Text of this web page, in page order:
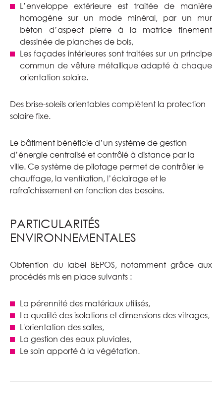
L’enveloppe extérieure est traitée de manière
homogène sur un mode minéral, par un mur
béton d’aspect pierre à la matrice finement
dessinée de planches de bois,
Les façades intérieures sont traitées sur un principe
commun de vêture métallique adapté à chaque
orientation solaire.
Des brise-soleils orientables complètent la protection
solaire fixe.
Le bâtiment bénéficie d’un système de gestion
d’énergie centralisé et contrôlé à distance par la
ville. Ce système de pilotage permet de contrôler le
chauffage, la ventilation, l’éclairage et le
rafraîchissement en fonction des besoins.
PARTICULARITÉS
ENVIRONNEMENTALES
Obtention du label BEPOS, notamment grâce aux
procédés mis en place suivants :
La pérennité des matériaux utilisés,
La qualité des isolations et dimensions des vitrages,
L'orientation des salles,
La gestion des eaux pluviales,
Le soin apporté à la végétation.